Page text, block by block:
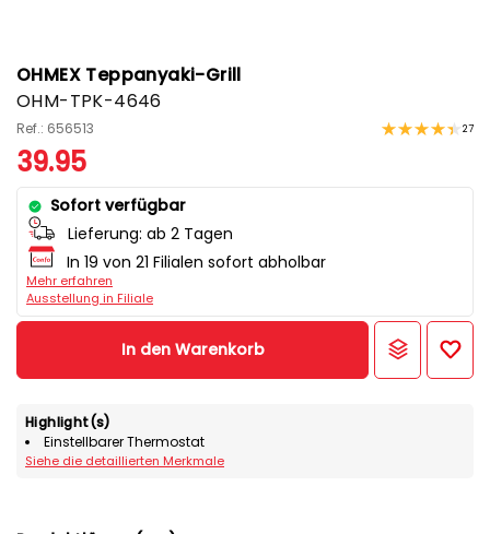
OHMEX Teppanyaki-Grill
OHM-TPK-4646
Ref.: 656513 27
39.95
Sofort verfügbar
Lieferung: ab 2 Tagen
In 19 von 21 Filialen sofort abholbar
Mehr erfahren
Ausstellung in Filiale
In den Warenkorb
Highlight(s)
Einstellbarer Thermostat
Siehe die detaillierten Merkmale